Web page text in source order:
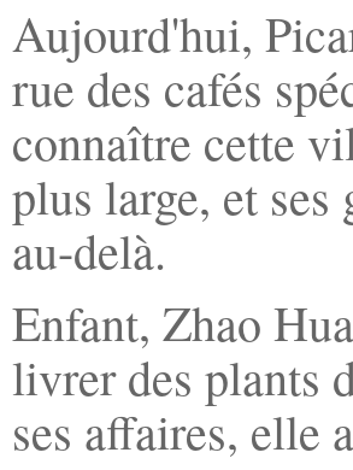
Aujourd'hui,
rue des cafés
connaître cette
plus large, et
au-delà.
Enfant, Zhao
livrer des plants
ses affaires, elle